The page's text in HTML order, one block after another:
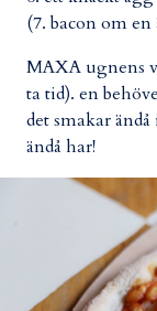
(7. bacon om
MAXA ugnens
ta tid). en
det smakar
ändå har!